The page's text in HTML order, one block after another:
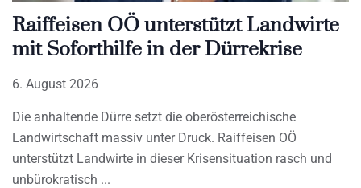
Raiffeisen OÖ unterstützt Landwirte
mit Soforthilfe in der Dürrekrise
6. August 2026
Die anhaltende Dürre setzt die oberösterreichische
Landwirtschaft massiv unter Druck. Raiffeisen OÖ
unterstützt Landwirte in dieser Krisensituation rasch und
unbürokratisch